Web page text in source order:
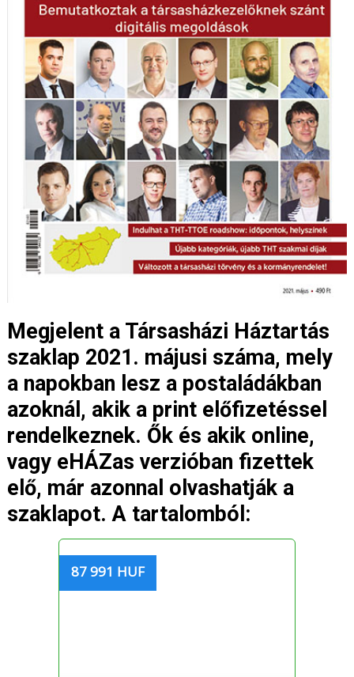
Megjelent a Társasházi Háztartás
szaklap 2021. májusi száma, mely
a napokban lesz a postaládákban
azoknál, akik a print előfizetéssel
rendelkeznek. Ők és akik online,
vagy eHÁZas verzióban fizettek
elő, már azonnal olvashatják a
szaklapot. A tartalomból:
87 991 HUF